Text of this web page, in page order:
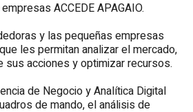
ACCEDE APAGAIO.
y las pequeñas empresas
les permitan analizar el mercado,
sus acciones y optimizar recursos.
de Negocio y Analítica Digital
de mando, el análisis de